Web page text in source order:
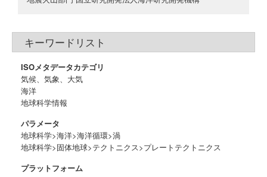
キーワードリスト
ISOメタデータカテゴリ
気候、気象、大気
海洋
地球科学情報
パラメータ
地球科学>海洋>海洋循環>渦
地球科学>固体地球>テクトニクス>プレートテクトニクス
プラットフォーム